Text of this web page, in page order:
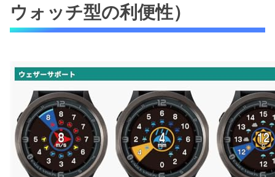
ウォッチ型の利便性）